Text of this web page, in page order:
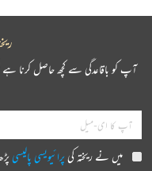
آپ کو باقاعدگی سے کچھ حاصل کرنا
میں نے ریختہ کیپرائیویسی پالیسی